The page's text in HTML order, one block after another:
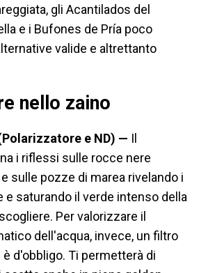
gli Acantilados del
e i Bufones de Pría poco
valide e altrettanto
nello zaino
e ND) — Il
i riflessi sulle rocce nere
sulle pozze di marea rivelando i
e saturando il verde intenso della
Per valorizzare il
dell'acqua, invece, un filtro
è d'obbligo. Ti permetterà di